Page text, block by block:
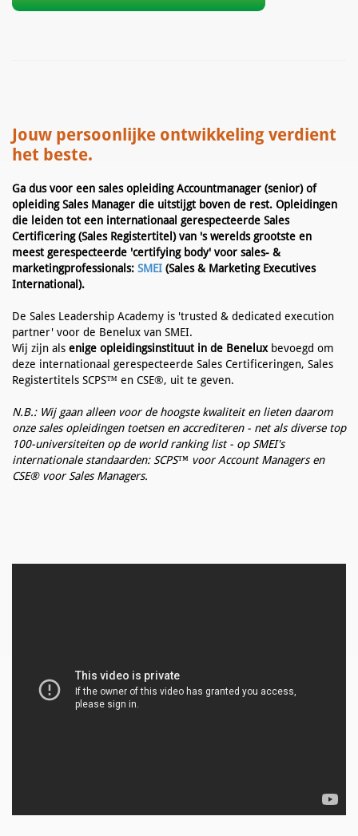
Jouw persoonlijke ontwikkeling verdient
het beste.
Ga dus voor een sales opleiding Accountmanager (senior) of
opleiding Sales Manager die uitstijgt boven de rest. Opleidingen
die leiden tot een internationaal gerespecteerde Sales
Certificering (Sales Registertitel) van 's werelds grootste en
meest gerespecteerde 'certifying body' voor sales- &
marketingprofessionals: SMEI (Sales & Marketing Executives
International).
De Sales Leadership Academy is 'trusted & dedicated execution
partner' voor de Benelux van SMEI.
Wij zijn als enige opleidingsinstituut in de Beneluxbevoegd om
deze internationaal gerespecteerde Sales Certificeringen, Sales
Registertitels SCPS™ en CSE®, uit te geven.
N.B.: Wij gaan alleen voor de hoogste kwaliteit en lieten daarom
onze sales opleidingen toetsen en accrediteren - net als diverse top
100-universiteiten op de world ranking list - op SMEI's
internationale standaarden: SCPS™ voor Account Managers en
CSE® voor Sales Managers.